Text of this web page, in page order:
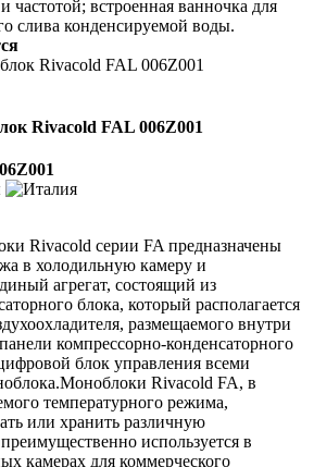
частотой; встроенная ванночка для
слива конденсируемой воды.
Rivacold FAL 006Z001
Rivacold серии FA предназначены
в холодильную камеру и
агрегат, состоящий из
блока, который располагается
размещаемого внутри
компрессорно-конденсаторного
блок управления всеми
Rivacold FA, в
температурного режима,
или хранить различную
используется в
камерах для коммерческого